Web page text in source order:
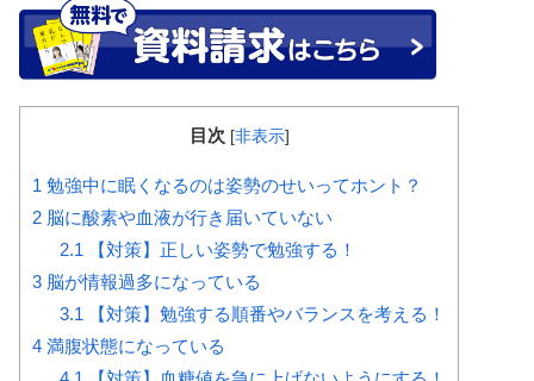
目次 [非表示]
1 勉強中に眠くなるのは姿勢のせいってホント？
2 脳に酸素や血液が行き届いていない
2.1 【対策】正しい姿勢で勉強する！
3 脳が情報過多になっている
3.1 【対策】勉強する順番やバランスを考える！
4 満腹状態になっている